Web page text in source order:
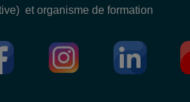
et organisme de formation